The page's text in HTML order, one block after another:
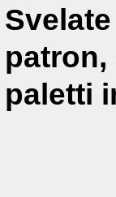
paletti